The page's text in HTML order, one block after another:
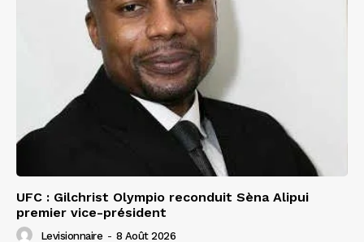
UFC : Gilchrist Olympio reconduit Sèna Alipui
premier vice-président
Levisionnaire - 8 Août 2026